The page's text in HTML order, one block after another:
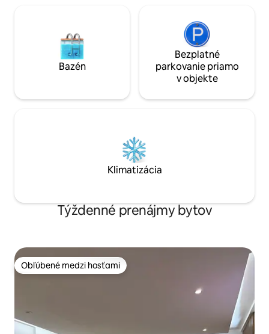
Bazén
Bezplatné
parkovanie priamo
v objekte
Klimatizácia
Týždenné prenájmy bytov
Obľúbené medzi hosťami
Obľúbené medzi hosťami